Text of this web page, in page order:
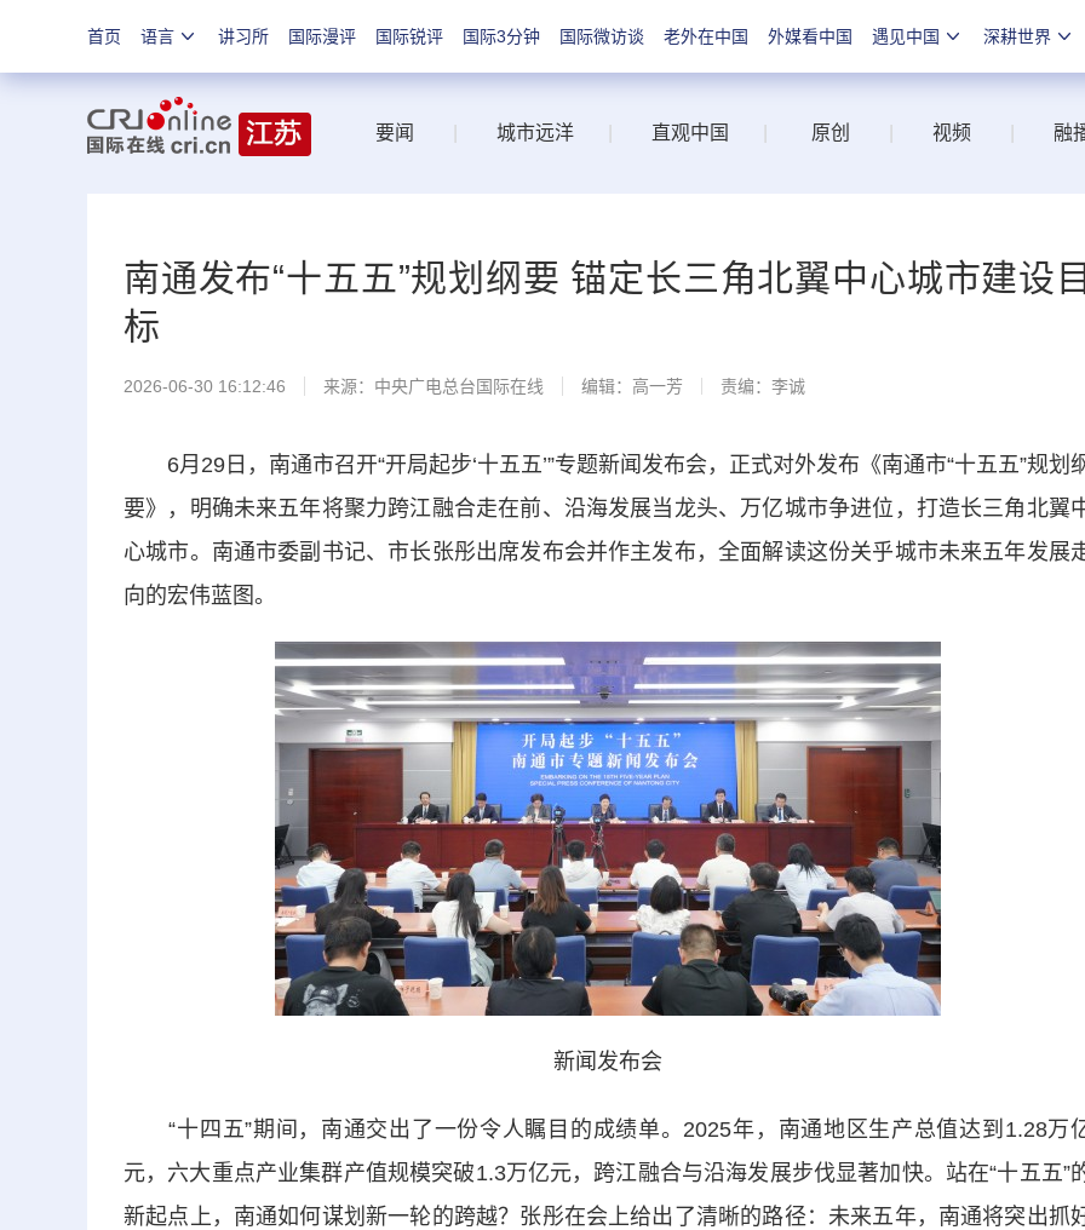
首页 语言 讲习所 国际漫评 国际锐评 国际3分钟 国际微访谈 老外在中国 外媒看中国 遇见中国 深耕世界
要闻 城市远洋 直观中国 原创 视频 融
南通发布“十五五”规划纲要 锚定长三角北翼中心城市建设
标
2026-06-30 16:12:46 来源：中央广电总台国际在线 编辑：高一芳 责编：李诚
6月29日，南通市召开“开局起步‘十五五’”专题新闻发布会，正式对外发布《南通市“十五五”规划
要》，明确未来五年将聚力跨江融合走在前、沿海发展当龙头、万亿城市争进位，打造长三角北翼
心城市。南通市委副书记、市长张彤出席发布会并作主发布，全面解读这份关乎城市未来五年发展
向的宏伟蓝图。
新闻发布会
“十四五”期间，南通交出了一份令人瞩目的成绩单。2025年，南通地区生产总值达到1.28万
元，六大重点产业集群产值规模突破1.3万亿元，跨江融合与沿海发展步伐显著加快。站在“十五五”
新起点上，南通如何谋划新一轮的跨越？张彤在会上给出了清晰的路径：未来五年，南通将突出抓